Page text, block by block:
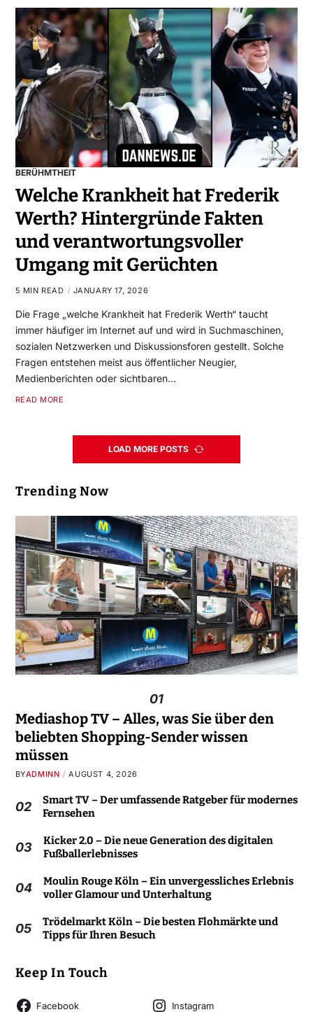
BERÜHMTHEIT
Welche Krankheit hat Frederik
Werth? Hintergründe Fakten
und verantwortungsvoller
Umgang mit Gerüchten
5 MIN READ JANUARY 17, 2026
Die Frage „welche Krankheit hat Frederik Werth“ taucht
immer häufiger im Internet auf und wird in Suchmaschinen,
sozialen Netzwerken und Diskussionsforen gestellt. Solche
Fragen entstehen meist aus öffentlicher Neugier,
Medienberichten oder sichtbaren…
READ MORE
LOAD MORE POSTS
Trending Now
01
Mediashop TV – Alles, was Sie über den
beliebten Shopping-Sender wissen
müssen
BYADMINN AUGUST 4, 2026
02
Smart TV – Der umfassende Ratgeber für modernes
Fernsehen
03
Kicker 2.0 – Die neue Generation des digitalen
Fußballerlebnisses
04
Moulin Rouge Köln – Ein unvergessliches Erlebnis
voller Glamour und Unterhaltung
05
Trödelmarkt Köln – Die besten Flohmärkte und
Tipps für Ihren Besuch
Keep In Touch
Facebook
Instagram